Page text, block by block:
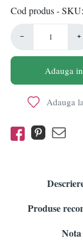
Cod produs - SKU
− +
Adauga
Adauga
Produse
Nota